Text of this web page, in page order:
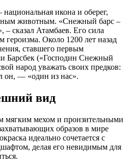
икона и оберег,
животным. «Снежный барс –
– сказал Атамбаев. Его сила
героизма. Около 1200 лет назад
ставшего первым
Барсбек («Господин Снежный
народ уважать своих предков:
он, — «один из нас».
вид
мягким мехом и пронзительными
образов в мире
идеально сочетается с
делая его невидимым для